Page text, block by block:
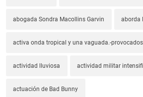
abogada Sondra Macollins Garvin aborda
activa onda tropical y una vaguada.-
actividad lluviosa actividad militar
actuación de Bad Bunny